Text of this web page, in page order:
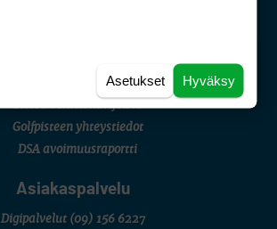
Mediahinnasto
Golfpisteen yhteystiedot
DSA avoimuusraportti
Asiakaspalvelu
Digipalvelut (09) 156 6227
Hyväksy
Asetukset